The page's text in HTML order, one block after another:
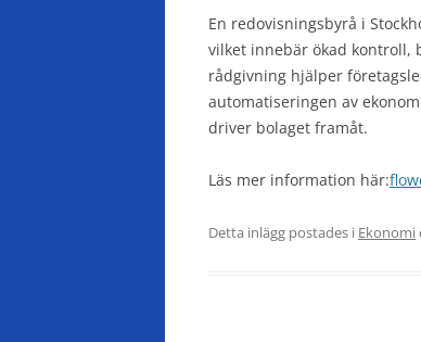
En redovisningsbyrå i
vilket innebär ökad kontroll,
rådgivning hjälper
automatiseringen av
driver bolaget framåt.
Läs mer information här:
Detta inlägg postades i Ekonomi